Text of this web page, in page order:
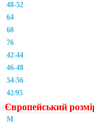
48-52
64
68
76
42-44
46-48
54-56
42/95
Європейський
M